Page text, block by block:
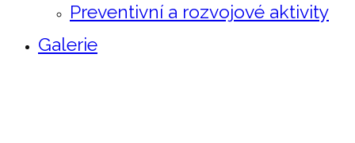
Preventivní a rozvojové aktivity
Galerie